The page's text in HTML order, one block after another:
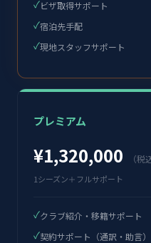
✓ビザ取得サポート
✓宿泊先手配
✓現地スタッフサポート
プレミアム
¥1,320,000 （税
1シーズン＋フルサポート
✓クラブ紹介・移籍サポート
✓契約サポート（通訳・助言）